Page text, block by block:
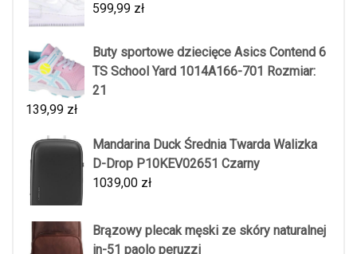
599,99 zł
Buty sportowe dziecięce Asics Contend 6
TS School Yard 1014A166-701 Rozmiar:
21
139,99 zł
Mandarina Duck Średnia Twarda Walizka
D-Drop P10KEV02651 Czarny
1039,00 zł
Brązowy plecak męski ze skóry naturalnej
in-51 paolo peruzzi